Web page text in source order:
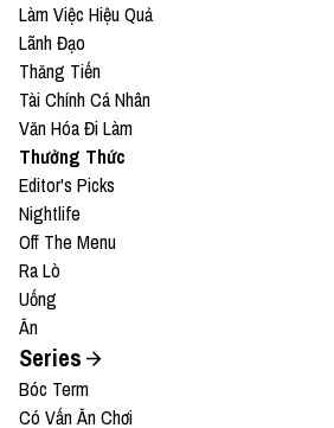
Làm Việc Hiệu Quả
Lãnh Đạo
Thăng Tiến
Tài Chính Cá Nhân
Văn Hóa Đi Làm
Thưởng Thức
Editor's Picks
Nightlife
Off The Menu
Ra Lò
Uống
Ăn
Series
Bóc Term
Có Vấn Ăn Chơi